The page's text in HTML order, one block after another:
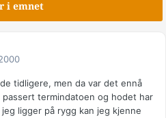
i emnet
tidligere, men da var det ennå
termindatoen og hodet har
ligger på rygg kan jeg kjenne